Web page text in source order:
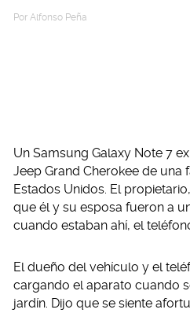
Por Alfonso Peña
Un Samsung Galaxy Note 7
Jeep Grand Cherokee de una
Estados Unidos. El
que él y su esposa fueron a
cuando estaban ahí, el
El dueño del vehículo y el
cargando el aparato cuando
jardín. Dijo que se siente